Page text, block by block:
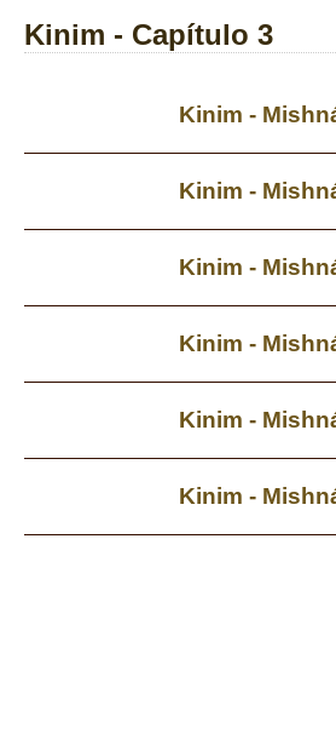
Kinim - Capítulo 3
Kinim -
Kinim -
Kinim -
Kinim -
Kinim -
Kinim -